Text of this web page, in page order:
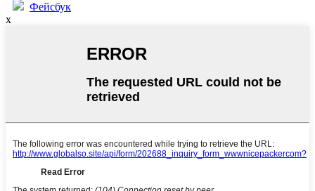
Фейсбук
x